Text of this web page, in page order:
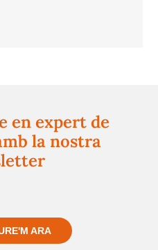
en expert de
la nostra
ARA